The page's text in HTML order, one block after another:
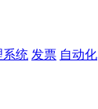
系统 发票 自动化